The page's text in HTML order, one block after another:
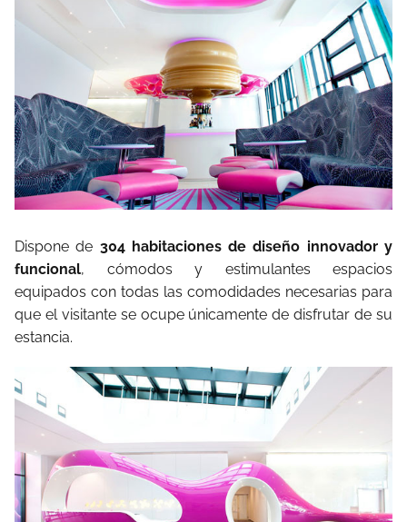
Dispone de 304 habitaciones de diseño innovador y
funcional, cómodos y estimulantes espacios
equipados con todas las comodidades necesarias para
que el visitante se ocupe únicamente de disfrutar de su
estancia.